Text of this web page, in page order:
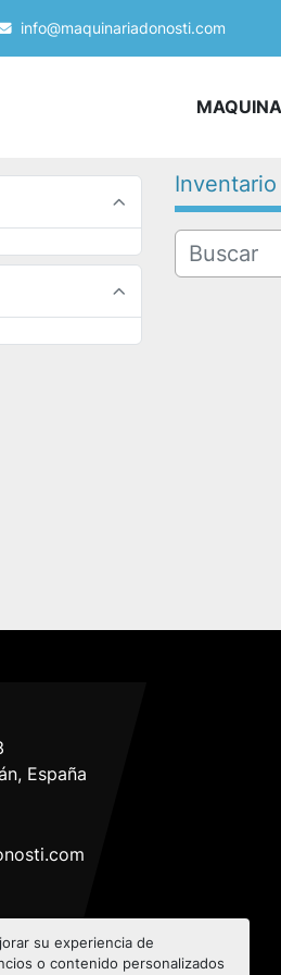
su experiencia de
o contenido personalizados
info@maquinariadonosti.com
Inventario
España